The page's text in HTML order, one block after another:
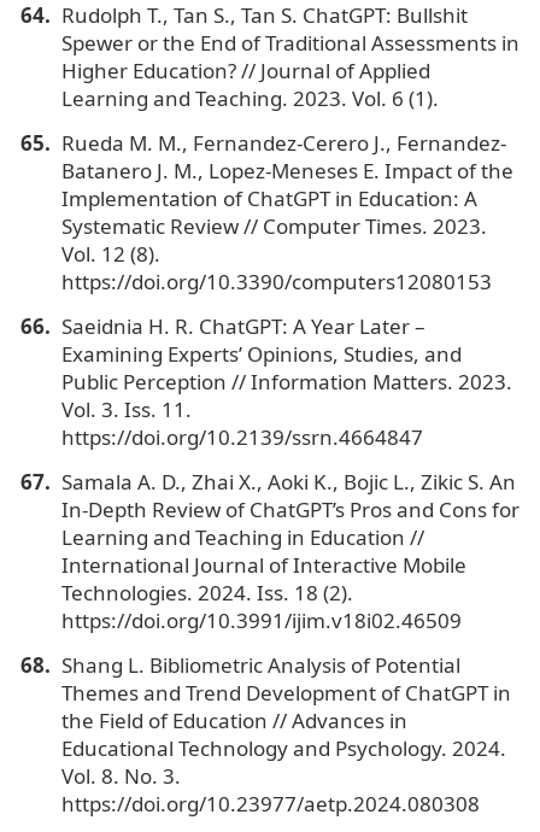
Rudolph T., Tan S., Tan S. ChatGPT: Bullshit
Spewer or the End of Traditional Assessments in
Higher Education? // Journal of Applied
Learning and Teaching. 2023. Vol. 6 (1).
Rueda M. M., Fernandez-Cerero J., Fernandez-
Batanero J. M., Lopez-Meneses E. Impact of the
Implementation of ChatGPT in Education: A
Systematic Review // Computer Times. 2023.
Vol. 12 (8).
https://doi.org/10.3390/computers12080153
Saeidnia H. R. ChatGPT: A Year Later –
Examining Experts’ Opinions, Studies, and
Public Perception // Information Matters. 2023.
Vol. 3. Iss. 11.
https://doi.org/10.2139/ssrn.4664847
Samala A. D., Zhai X., Aoki K., Bojic L., Zikic S. An
In-Depth Review of ChatGPT’s Pros and Cons for
Learning and Teaching in Education //
International Journal of Interactive Mobile
Technologies. 2024. Iss. 18 (2).
https://doi.org/10.3991/ijim.v18i02.46509
Shang L. Bibliometric Analysis of Potential
Themes and Trend Development of ChatGPT in
the Field of Education // Advances in
Educational Technology and Psychology. 2024.
Vol. 8. No. 3.
https://doi.org/10.23977/aetp.2024.080308